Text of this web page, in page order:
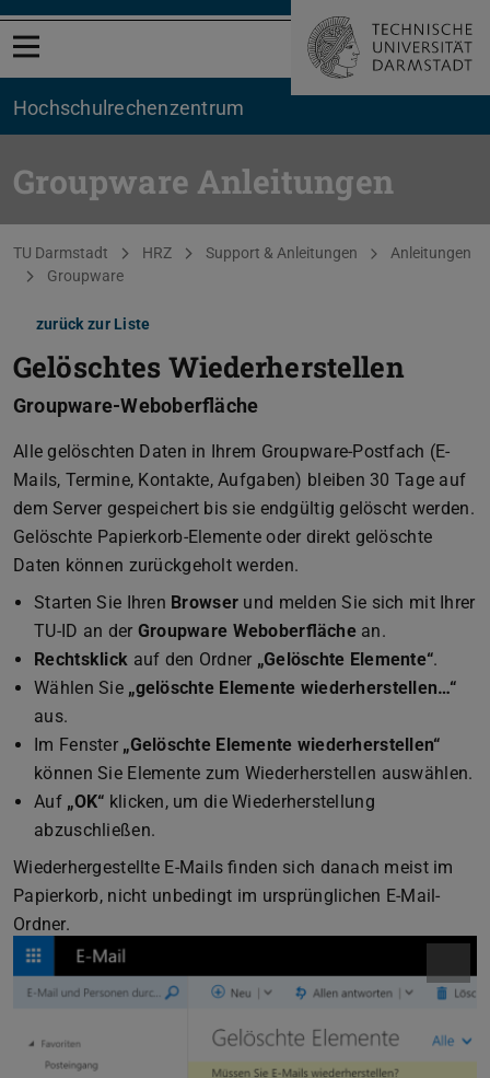
Menü öffnen
Hochschul­rechenzentrum
Groupware Anleitungen
Sie befinden sich hier:
TU Darmstadt HRZ Support & Anleitungen
Anleitungen
Groupware
zurück zur Liste
Gelöschtes Wiederherstellen
Groupware-Weboberfläche
Alle gelöschten Daten in Ihrem Groupware-Postfach (E-
Mails, Termine, Kontakte, Aufgaben) bleiben 30 Tage auf
dem Server gespeichert bis sie endgültig gelöscht werden.
Gelöschte Papierkorb-Elemente oder direkt gelöschte
Daten können zurückgeholt werden.
Starten Sie Ihren Browser und melden Sie sich mit Ihrer
TU-ID an der Groupware Weboberflächean.
Rechtsklick auf den Ordner „Gelöschte Elemente“.
Wählen Sie „gelöschte Elemente wiederherstellen…“
aus.
Im Fenster „Gelöschte Elemente wiederherstellen“
können Sie Elemente zum Wiederherstellen auswählen.
Auf „OK“ klicken, um die Wiederherstellung
abzuschließen.
Wiederhergestellte E-Mails finden sich danach meist im
Papierkorb, nicht unbedingt im ursprünglichen E-Mail-
Ordner.